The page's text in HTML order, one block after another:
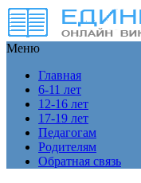
Меню
Главная
6-11 лет
12-16 лет
17-19 лет
Педагогам
Родителям
Обратная связь